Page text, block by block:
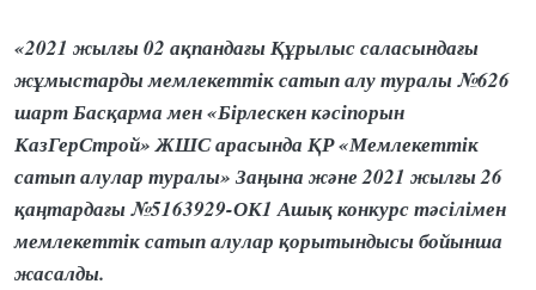
«2021 жылғы 02 ақпандағы Құрылыс саласындағы
жұмыстарды мемлекеттік сатып алу туралы №626
шарт Басқарма мен «Бірлескен кәсіпорын
КазГерСтрой» ЖШС арасында ҚР «Мемлекеттік
сатып алулар туралы» Заңына және 2021 жылғы 26
қаңтардағы №5163929-ОК1 Ашық конкурс тәсілімен
мемлекеттік сатып алулар қорытындысы бойынша
жасалды.